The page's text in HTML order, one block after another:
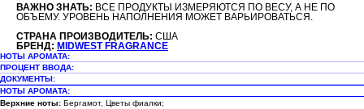
ВАЖНО ЗНАТЬ: ВСЕ ПРОДУКТЫ ИЗМЕРЯЮТСЯ ПО ВЕСУ, А НЕ ПО
ОБЪЕМУ. УРОВЕНЬ НАПОЛНЕНИЯ МОЖЕТ ВАРЬИРОВАТЬСЯ.
СТРАНА ПРОИЗВОДИТЕЛЬ: США
БРЕНД: MIDWEST FRAGRANCE
НОТЫ АРОМАТА:
ПРОЦЕНТ ВВОДА:
ДОКУМЕНТЫ:
НОТЫ АРОМАТА:
Верхние ноты: Бергамот, Цветы фиалки;